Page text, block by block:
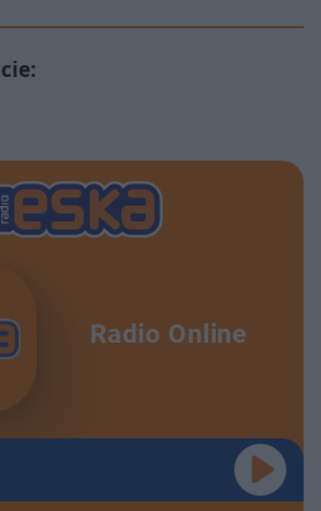
Radio Online